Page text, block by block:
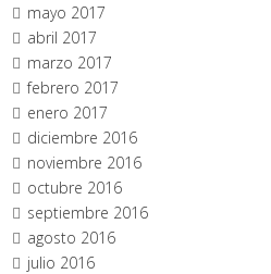
mayo 2017
abril 2017
marzo 2017
febrero 2017
enero 2017
diciembre 2016
noviembre 2016
octubre 2016
septiembre 2016
agosto 2016
julio 2016